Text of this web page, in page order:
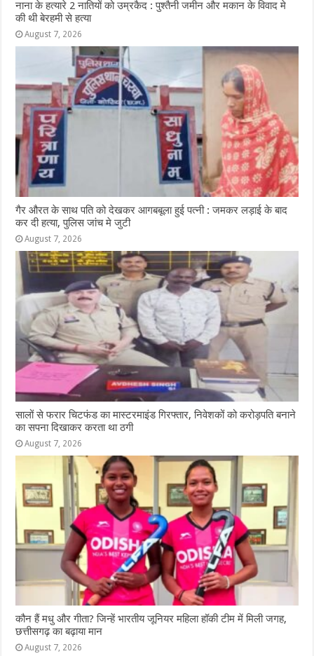
नाना के हत्यारे 2 नातियों को उम्रकैद : पुश्तैनी जमीन और मकान के विवाद मे
की थी बेरहमी से हत्या
August 7, 2026
गैर औरत के साथ पति को देखकर आगबबूला हुई पत्नी : जमकर लड़ाई के बाद
कर दी हत्या, पुलिस जांच मे जुटी
August 7, 2026
सालों से फरार चिटफंड का मास्टरमाइंड गिरफ्तार, निवेशकों को करोड़पति बनाने
का सपना दिखाकर करता था ठगी
August 7, 2026
कौन हैं मधु और गीता? जिन्हें भारतीय जूनियर महिला हॉकी टीम में मिली जगह,
छत्तीसगढ़ का बढ़ाया मान
August 7, 2026